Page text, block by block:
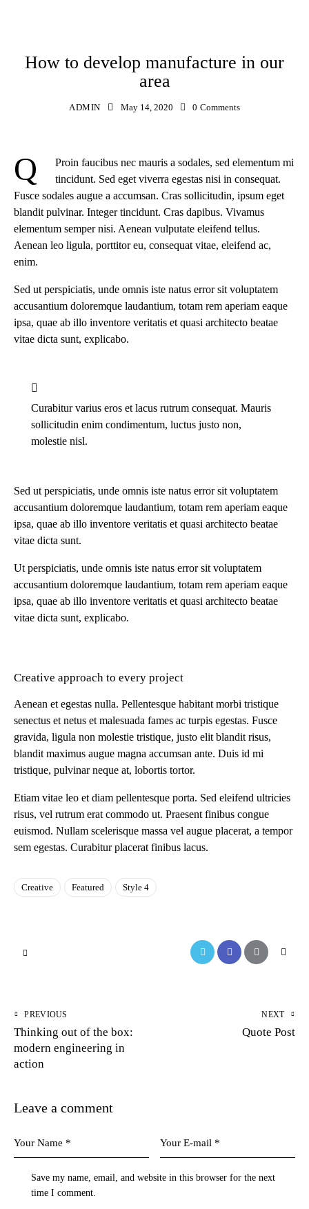
How to develop manufacture in our
area
ADMIN May 14, 2020 0 Comments
Q
Proin faucibus nec mauris a sodales, sed elementum mi
tincidunt. Sed eget viverra egestas nisi in consequat.
Fusce sodales augue a accumsan. Cras sollicitudin, ipsum eget
blandit pulvinar. Integer tincidunt. Cras dapibus. Vivamus
elementum semper nisi. Aenean vulputate eleifend tellus.
Aenean leo ligula, porttitor eu, consequat vitae, eleifend ac,
enim.
Sed ut perspiciatis, unde omnis iste natus error sit voluptatem
accusantium doloremque laudantium, totam rem aperiam eaque
ipsa, quae ab illo inventore veritatis et quasi architecto beatae
vitae dicta sunt, explicabo.
Curabitur varius eros et lacus rutrum consequat. Mauris
sollicitudin enim condimentum, luctus justo non,
molestie nisl.
Sed ut perspiciatis, unde omnis iste natus error sit voluptatem
accusantium doloremque laudantium, totam rem aperiam eaque
ipsa, quae ab illo inventore veritatis et quasi architecto beatae
vitae dicta sunt.
Ut perspiciatis, unde omnis iste natus error sit voluptatem
accusantium doloremque laudantium, totam rem aperiam eaque
ipsa, quae ab illo inventore veritatis et quasi architecto beatae
vitae dicta sunt, explicabo.
Creative approach to every project
Aenean et egestas nulla. Pellentesque habitant morbi tristique
senectus et netus et malesuada fames ac turpis egestas. Fusce
gravida, ligula non molestie tristique, justo elit blandit risus,
blandit maximus augue magna accumsan ante. Duis id mi
tristique, pulvinar neque at, lobortis tortor.
Etiam vitae leo et diam pellentesque porta. Sed eleifend ultricies
risus, vel rutrum erat commodo ut. Praesent finibus congue
euismod. Nullam scelerisque massa vel augue placerat, a tempor
sem egestas. Curabitur placerat finibus lacus.
Creative Featured Style 4
PREVIOUS
Thinking out of the box:
modern engineering in
action
NEXT
Quote Post
Leave a comment
Save my name, email, and website in this browser for the next
time I comment.